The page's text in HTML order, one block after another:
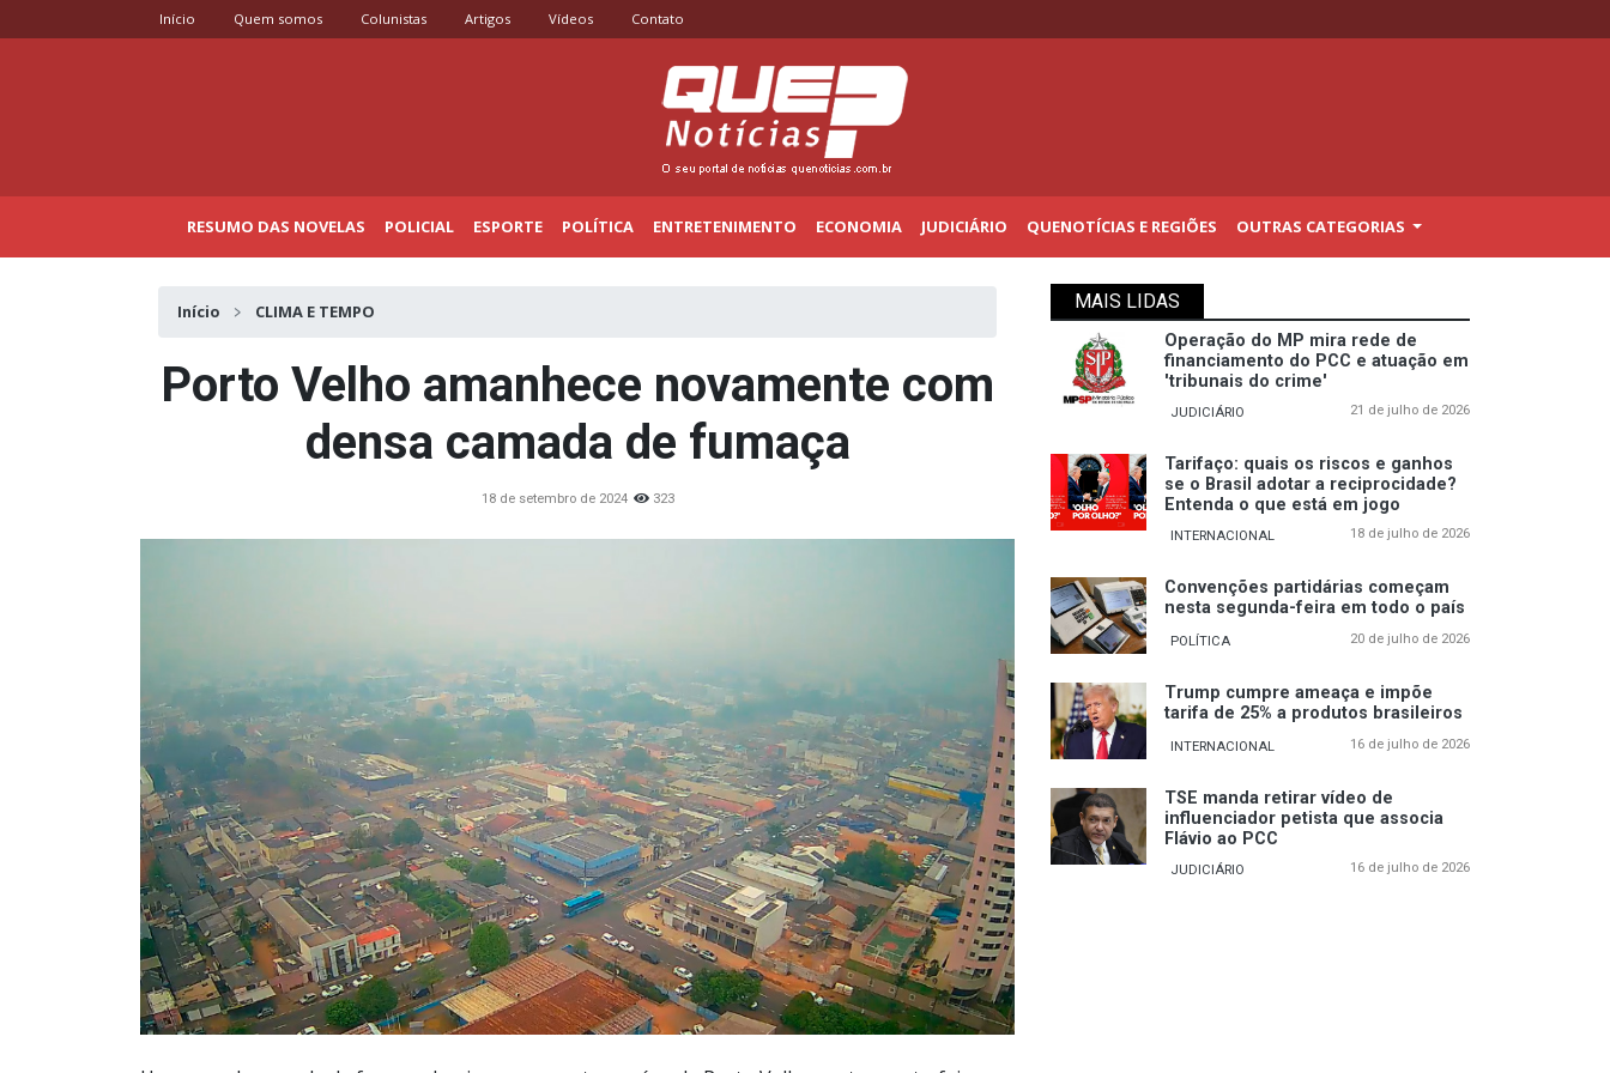
Início Quem somos Colunistas Artigos Vídeos Contato
RESUMO DAS NOVELAS POLICIAL ESPORTE POLÍTICA ENTRETENIMENTO ECONOMIA JUDICIÁRIO QUENOTÍCIAS E REGIÕES OUTRAS CATEGORIAS
Início CLIMA E TEMPO
Porto Velho amanhece novamente com
densa camada de fumaça
18 de setembro de 2024 323
MAIS LIDAS
Operação do MP mira rede de
financiamento do PCC e atuação em
'tribunais do crime'
JUDICIÁRIO 21 de julho de 2026
Tarifaço: quais os riscos e ganhos
se o Brasil adotar a reciprocidade?
Entenda o que está em jogo
INTERNACIONAL 18 de julho de 2026
Convenções partidárias começam
nesta segunda-feira em todo o país
POLÍTICA 20 de julho de 2026
Trump cumpre ameaça e impõe
tarifa de 25% a produtos brasileiros
INTERNACIONAL 16 de julho de 2026
TSE manda retirar vídeo de
influenciador petista que associa
Flávio ao PCC
JUDICIÁRIO 16 de julho de 2026